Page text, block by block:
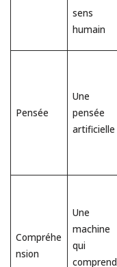
sens
humain
Pensée
Une
pensée
artificielle
Compréhe
nsion
Une
machine
qui
comprend